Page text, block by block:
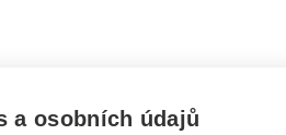
a osobních údajů